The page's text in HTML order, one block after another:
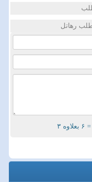
رهاتل
= ۶ بعلاوه ۳